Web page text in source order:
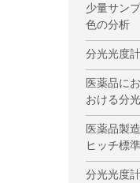
少量サン
色の分析
分光光度
医薬品に
おける分
医薬品製
ヒッチ標
分光光度